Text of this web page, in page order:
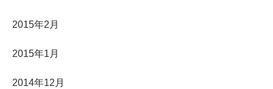
2015年2月
2015年1月
2014年12月